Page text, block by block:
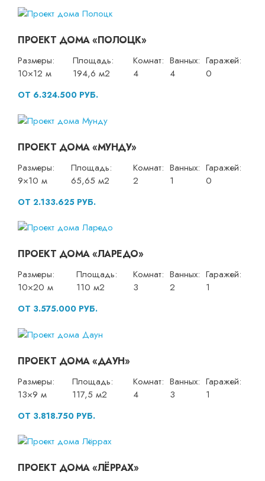
ПРОЕКТ ДОМА «ПОЛОЦК»
Размеры:
10×12 м
Площадь:
194,6 м2
Комнат:
4
Ванных:
4
Гаражей:
0
ОТ 6.324.500 РУБ.
ПРОЕКТ ДОМА «МУНДУ»
Размеры:
9×10 м
Площадь:
65,65 м2
Комнат:
2
Ванных:
1
Гаражей:
0
ОТ 2.133.625 РУБ.
ПРОЕКТ ДОМА «ЛАРЕДО»
Размеры:
10×20 м
Площадь:
110 м2
Комнат:
3
Ванных:
2
Гаражей:
1
ОТ 3.575.000 РУБ.
ПРОЕКТ ДОМА «ДАУН»
Размеры:
13×9 м
Площадь:
117,5 м2
Комнат:
4
Ванных:
3
Гаражей:
1
ОТ 3.818.750 РУБ.
ПРОЕКТ ДОМА «ЛЁРРАХ»